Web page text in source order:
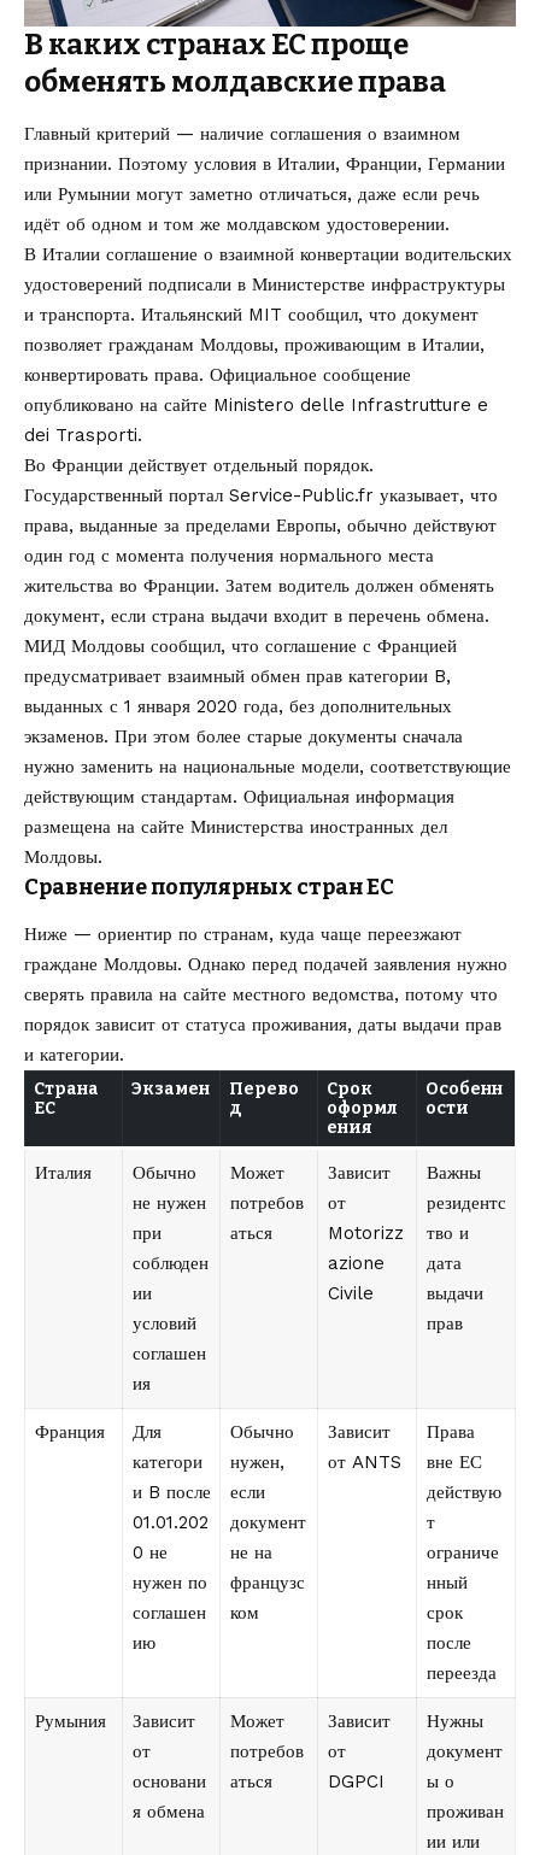
В каких странах ЕС проще
обменять молдавские права
Главный критерий — наличие соглашения о взаимном
признании. Поэтому условия в Италии, Франции, Германии
или Румынии могут заметно отличаться, даже если речь
идёт об одном и том же молдавском удостоверении.
В Италии соглашение о взаимной конвертации водительских
удостоверений подписали в Министерстве инфраструктуры
и транспорта. Итальянский MIT сообщил, что документ
позволяет гражданам Молдовы, проживающим в Италии,
конвертировать права. Официальное сообщение
опубликовано на сайте Ministero delle Infrastrutture e
dei Trasporti.
Во Франции действует отдельный порядок.
Государственный портал Service-Public.fr указывает, что
права, выданные за пределами Европы, обычно действуют
один год с момента получения нормального места
жительства во Франции. Затем водитель должен обменять
документ, если страна выдачи входит в перечень обмена.
МИД Молдовы сообщил, что соглашение с Францией
предусматривает взаимный обмен прав категории B,
выданных с 1 января 2020 года, без дополнительных
экзаменов. При этом более старые документы сначала
нужно заменить на национальные модели, соответствующие
действующим стандартам. Официальная информация
размещена на сайте Министерства иностранных дел
Молдовы.
Сравнение популярных стран ЕС
Ниже — ориентир по странам, куда чаще переезжают
граждане Молдовы. Однако перед подачей заявления нужно
сверять правила на сайте местного ведомства, потому что
порядок зависит от статуса проживания, даты выдачи прав
и категории.
Страна
ЕС
Экзамен
Перево
д
Срок
оформл
ения
Особенн
ости
Италия
Обычно
не нужен
при
соблюден
ии
условий
соглашен
ия
Может
потребов
аться
Зависит
от
Motorizz
azione
Civile
Важны
резидентс
тво и
дата
выдачи
прав
Франция
Для
категори
и B после
01.01.202
0 не
нужен по
соглашен
ию
Обычно
нужен,
если
документ
не на
французс
ком
Зависит
от ANTS
Права
вне ЕС
действую
т
ограниче
нный
срок
после
переезда
Румыния
Зависит
от
основани
я обмена
Может
потребов
аться
Зависит
от
DGPCI
Нужны
документ
ы о
проживан
ии или